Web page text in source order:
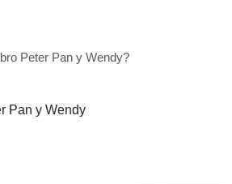
Peter Pan y Wendy?
Pan y Wendy